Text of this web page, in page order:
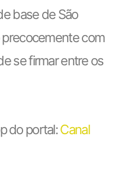
base de São
precocemente com
se firmar entre os
do portal:Canal